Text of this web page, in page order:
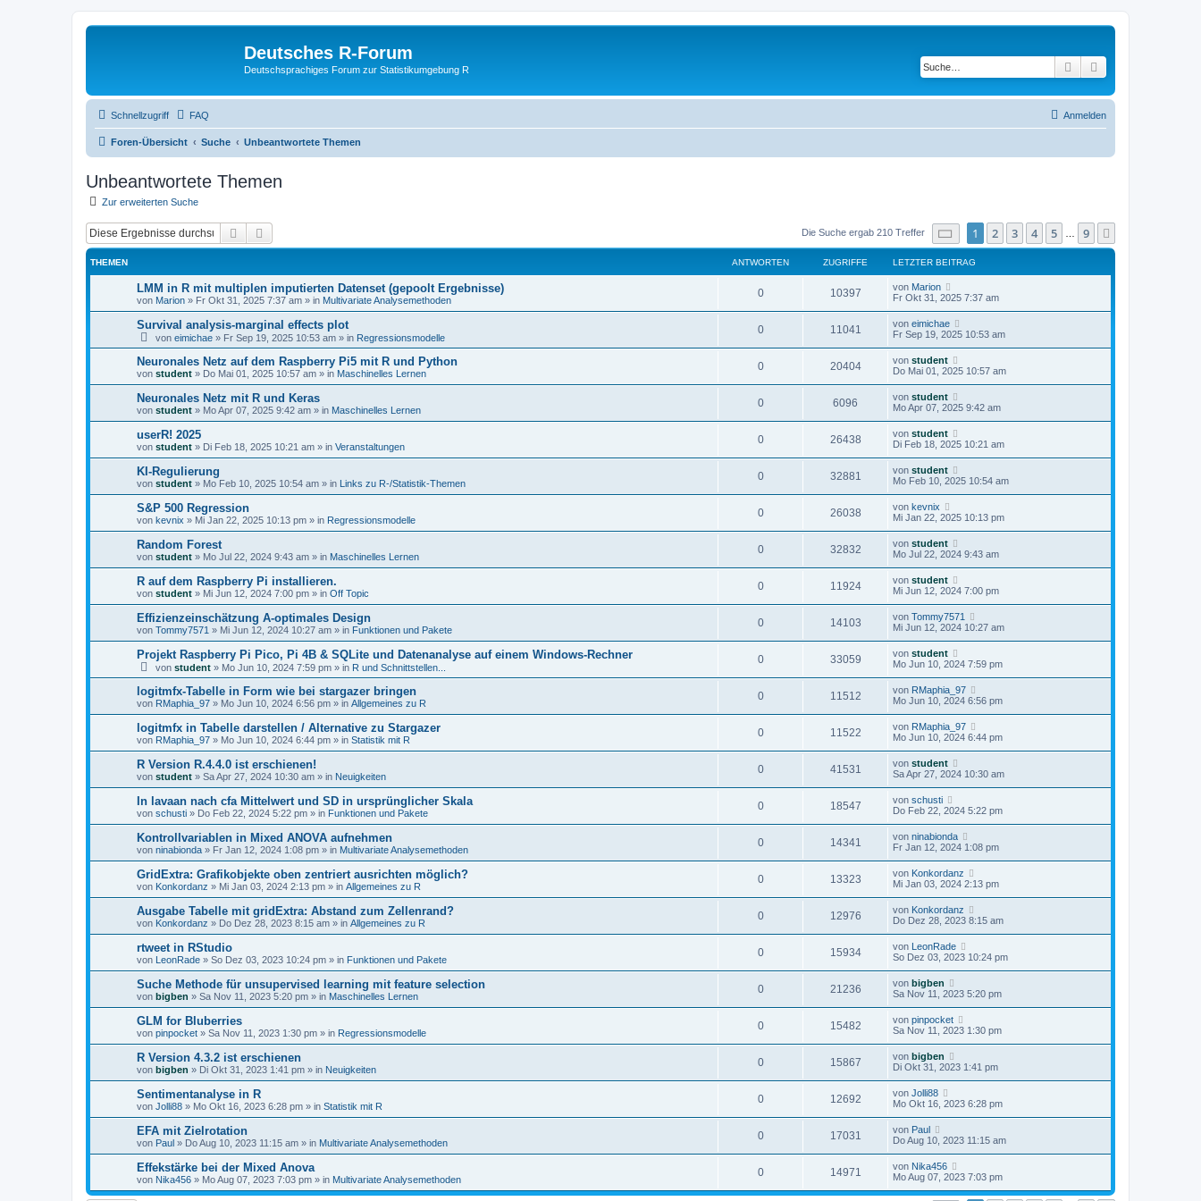
Deutsches R-Forum
Deutschsprachiges Forum zur Statistikumgebung R Suche
Schnellzugriff FAQ Anmelden
Foren-Übersicht Suche Unbeantwortete Themen
Unbeantwortete Themen
Zur erweiterten Suche
Suche Die Suche ergab 210 Treffer Seite von9
1 2 3 4 5 9
THEMEN ANTWORTEN ZUGRIFFE LETZTER BEITRAG
LMM in R mit multiplen imputierten Datenset (gepoolt Ergebnisse)
von Marion » Fr Okt 31, 2025 7:37 am » in Multivariate Analysemethoden
0 10397 von Marion
Fr Okt 31, 2025 7:37 am
Survival analysis-marginal effects plot
von eimichae » Fr Sep 19, 2025 10:53 am » in Regressionsmodelle
0 11041 von eimichae
Fr Sep 19, 2025 10:53 am
Neuronales Netz auf dem Raspberry Pi5 mit R und Python
von student » Do Mai 01, 2025 10:57 am » in Maschinelles Lernen
0 20404 von student
Do Mai 01, 2025 10:57 am
Neuronales Netz mit R und Keras
von student » Mo Apr 07, 2025 9:42 am » in Maschinelles Lernen
0 6096 von student
Mo Apr 07, 2025 9:42 am
userR! 2025
von student » Di Feb 18, 2025 10:21 am » in Veranstaltungen
0 26438 von student
Di Feb 18, 2025 10:21 am
KI-Regulierung
von student » Mo Feb 10, 2025 10:54 am » in Links zu R-/Statistik-Themen
0 32881 von student
Mo Feb 10, 2025 10:54 am
S&P 500 Regression
von kevnix » Mi Jan 22, 2025 10:13 pm » in Regressionsmodelle
0 26038 von kevnix
Mi Jan 22, 2025 10:13 pm
Random Forest
von student » Mo Jul 22, 2024 9:43 am » in Maschinelles Lernen
0 32832 von student
Mo Jul 22, 2024 9:43 am
R auf dem Raspberry Pi installieren.
von student » Mi Jun 12, 2024 7:00 pm » in Off Topic
0 11924 von student
Mi Jun 12, 2024 7:00 pm
Effizienzeinschätzung A-optimales Design
von Tommy7571 » Mi Jun 12, 2024 10:27 am » in Funktionen und Pakete
0 14103 von Tommy7571
Mi Jun 12, 2024 10:27 am
Projekt Raspberry Pi Pico, Pi 4B & SQLite und Datenanalyse auf einem Windows-Rechner
von student » Mo Jun 10, 2024 7:59 pm » in R und Schnittstellen...
0 33059 von student
Mo Jun 10, 2024 7:59 pm
logitmfx-Tabelle in Form wie bei stargazer bringen
von RMaphia_97 » Mo Jun 10, 2024 6:56 pm » in Allgemeines zu R
0 11512 von RMaphia_97
Mo Jun 10, 2024 6:56 pm
logitmfx in Tabelle darstellen / Alternative zu Stargazer
von RMaphia_97 » Mo Jun 10, 2024 6:44 pm » in Statistik mit R
0 11522 von RMaphia_97
Mo Jun 10, 2024 6:44 pm
R Version R.4.4.0 ist erschienen!
von student » Sa Apr 27, 2024 10:30 am » in Neuigkeiten
0 41531 von student
Sa Apr 27, 2024 10:30 am
In lavaan nach cfa Mittelwert und SD in ursprünglicher Skala
von schusti » Do Feb 22, 2024 5:22 pm » in Funktionen und Pakete
0 18547 von schusti
Do Feb 22, 2024 5:22 pm
Kontrollvariablen in Mixed ANOVA aufnehmen
von ninabionda » Fr Jan 12, 2024 1:08 pm » in Multivariate Analysemethoden
0 14341 von ninabionda
Fr Jan 12, 2024 1:08 pm
GridExtra: Grafikobjekte oben zentriert ausrichten möglich?
von Konkordanz » Mi Jan 03, 2024 2:13 pm » in Allgemeines zu R
0 13323 von Konkordanz
Mi Jan 03, 2024 2:13 pm
Ausgabe Tabelle mit gridExtra: Abstand zum Zellenrand?
von Konkordanz » Do Dez 28, 2023 8:15 am » in Allgemeines zu R
0 12976 von Konkordanz
Do Dez 28, 2023 8:15 am
rtweet in RStudio
von LeonRade » So Dez 03, 2023 10:24 pm » in Funktionen und Pakete
0 15934 von LeonRade
So Dez 03, 2023 10:24 pm
Suche Methode für unsupervised learning mit feature selection
von bigben » Sa Nov 11, 2023 5:20 pm » in Maschinelles Lernen
0 21236 von bigben
Sa Nov 11, 2023 5:20 pm
GLM for Bluberries
von pinpocket » Sa Nov 11, 2023 1:30 pm » in Regressionsmodelle
0 15482 von pinpocket
Sa Nov 11, 2023 1:30 pm
R Version 4.3.2 ist erschienen
von bigben » Di Okt 31, 2023 1:41 pm » in Neuigkeiten
0 15867 von bigben
Di Okt 31, 2023 1:41 pm
Sentimentanalyse in R
von Jolli88 » Mo Okt 16, 2023 6:28 pm » in Statistik mit R
0 12692 von Jolli88
Mo Okt 16, 2023 6:28 pm
EFA mit Zielrotation
von Paul » Do Aug 10, 2023 11:15 am » in Multivariate Analysemethoden
0 17031 von Paul
Do Aug 10, 2023 11:15 am
Effekstärke bei der Mixed Anova
von Nika456 » Mo Aug 07, 2023 7:03 pm » in Multivariate Analysemethoden
0 14971 von Nika456
Mo Aug 07, 2023 7:03 pm